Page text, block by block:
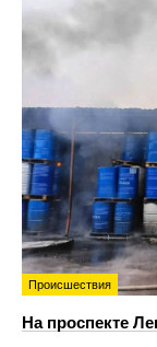
Происшествия
На проспекте